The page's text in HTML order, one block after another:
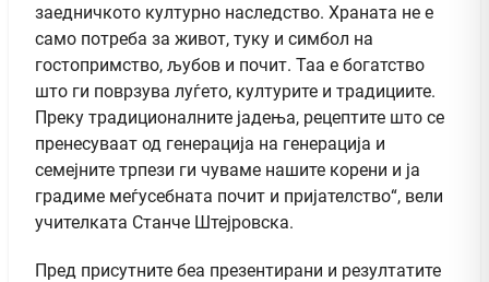
заедничкото културно наследство. Храната не е
само потреба за живот, туку и симбол на
гостопримство, љубов и почит. Таа е богатство
што ги поврзува луѓето, културите и традициите.
Преку традиционалните јадења, рецептите што се
пренесуваат од генерација на генерација и
семејните трпези ги чуваме нашите корени и ја
градиме меѓусебната почит и пријателство“, вели
учителката Станче Штејровска.
Пред присутните беа презентирани и резултатите